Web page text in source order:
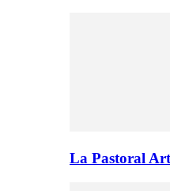
La Pastoral